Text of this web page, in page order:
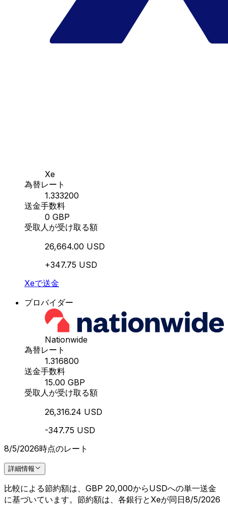
Xe
為替レート
1.333200
送金手数料
0 GBP
受取人が受け取る額
26,664.00 USD
+347.75 USD
Xeで送金
プロバイダー
Nationwide
為替レート
1.316800
送金手数料
15.00 GBP
受取人が受け取る額
26,316.24 USD
-347.75 USD
8/5/2026時点のレート
詳細情報
比較による節約額は、GBP 20,000からUSDへの単一送金
に基づいています。節約額は、各銀行とXeが同日8/5/2026